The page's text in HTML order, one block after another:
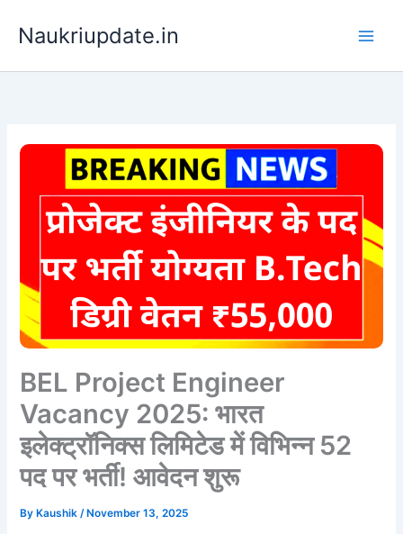
Naukriupdate.in
BEL Project Engineer
Vacancy 2025: भारत
इलेक्ट्रॉनिक्स लिमिटेड में विभिन्न 52
पद पर भर्ती! आवेदन शुरू
By Kaushik/ November 13, 2025